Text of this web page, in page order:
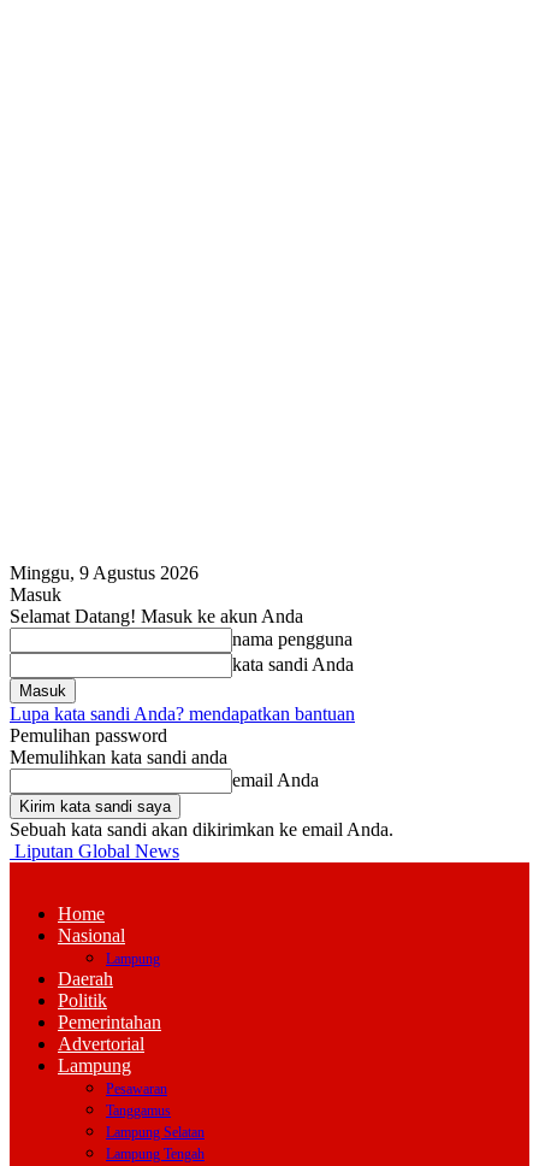
Minggu, 9 Agustus 2026
Masuk
Selamat Datang! Masuk ke akun Anda
nama pengguna
kata sandi Anda
Lupa kata sandi Anda? mendapatkan bantuan
Pemulihan password
Memulihkan kata sandi anda
email Anda
Sebuah kata sandi akan dikirimkan ke email Anda.
Liputan Global News
Home
Nasional
Lampung
Daerah
Politik
Pemerintahan
Advertorial
Lampung
Pesawaran
Tanggamus
Lampung Selatan
Lampung Tengah